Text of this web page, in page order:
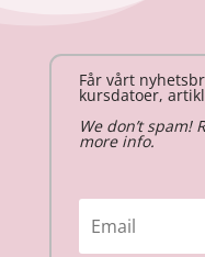
Får vårt
kursdatoer,
We don’t spam!
more info.